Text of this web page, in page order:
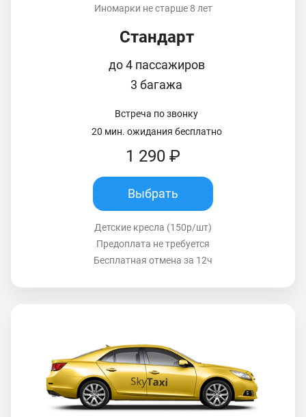
Иномарки не старше 8 лет
Стандарт
до 4 пассажиров
3 багажа
Встреча по звонку
20 мин. ожидания бесплатно
1 290 ₽
Выбрать
Детские кресла (150р/шт)
Предоплата не требуется
Бесплатная отмена за 12ч